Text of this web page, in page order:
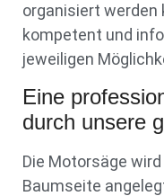
organisiert werden
kompetent und
jeweiligen
Eine
durch unsere
Die Motorsäge
Baumseite